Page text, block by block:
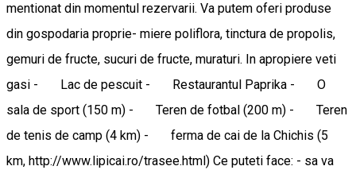
mentionat din momentul rezervarii. Va putem oferi produse
din gospodaria proprie- miere poliflora, tinctura de propolis,
gemuri de fructe, sucuri de fructe, muraturi. In apropiere veti
gasi - Lac de pescuit - Restaurantul Paprika - O
sala de sport (150 m) - Teren de fotbal (200 m) - Teren
de tenis de camp (4 km) - ferma de cai de la Chichis (5
km, http://www.lipicai.ro/trasee.html) Ce puteti face: - sa va